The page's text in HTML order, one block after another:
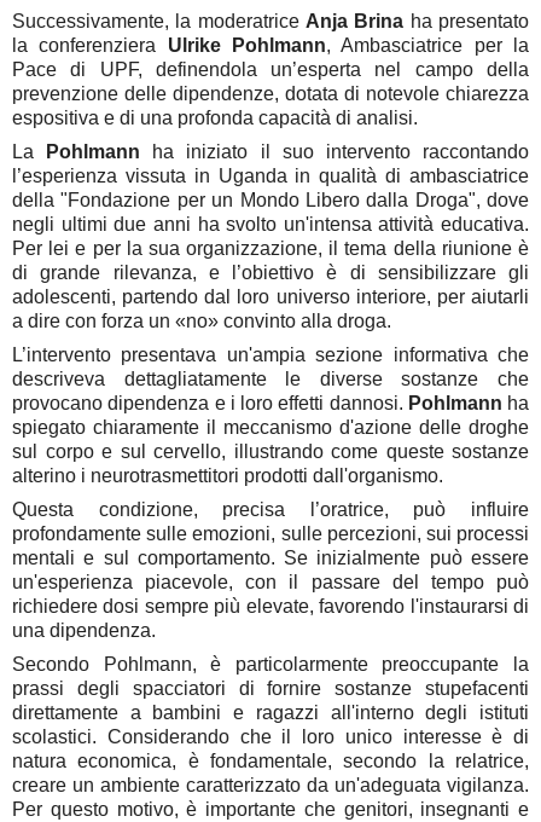
Successivamente, la moderatrice Anja Brina ha presentato
la conferenziera Ulrike Pohlmann, Ambasciatrice per la
Pace di UPF, definendola un’esperta nel campo della
prevenzione delle dipendenze, dotata di notevole chiarezza
espositiva e di una profonda capacità di analisi.
La
Pohlmann ha iniziato il suo intervento raccontando
l’esperienza vissuta in Uganda in qualità di ambasciatrice
della "Fondazione per un Mondo Libero dalla Droga", dove
negli ultimi due anni ha svolto un'intensa attività educativa.
Per lei e per la sua organizzazione, il tema della riunione è
di grande rilevanza, e l’obiettivo è di sensibilizzare gli
adolescenti, partendo dal loro universo interiore, per aiutarli
a dire con forza un «no» convinto alla droga.
L’intervento presentava un'ampia sezione informativa che
descriveva dettagliatamente le diverse sostanze che
provocano dipendenza e i loro effetti dannosi. Pohlmann ha
spiegato chiaramente il meccanismo d'azione delle droghe
sul corpo e sul cervello, illustrando come queste sostanze
alterino i neurotrasmettitori prodotti dall'organismo.
Questa condizione, precisa l’oratrice, può influire
profondamente sulle emozioni, sulle percezioni, sui processi
mentali e sul comportamento. Se inizialmente può essere
un'esperienza piacevole, con il passare del tempo può
richiedere dosi sempre più elevate, favorendo l'instaurarsi di
una dipendenza.
Secondo Pohlmann, è particolarmente preoccupante la
prassi degli spacciatori di fornire sostanze stupefacenti
direttamente a bambini e ragazzi all'interno degli istituti
scolastici. Considerando che il loro unico interesse è di
natura economica, è fondamentale, secondo la relatrice,
creare un ambiente caratterizzato da un'adeguata vigilanza.
Per questo motivo, è importante che genitori, insegnanti e